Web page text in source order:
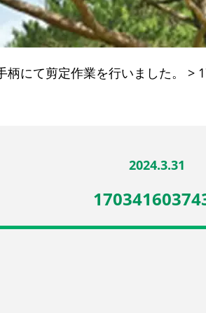
柄にて剪定作業を行いました。 >
2024.3.31